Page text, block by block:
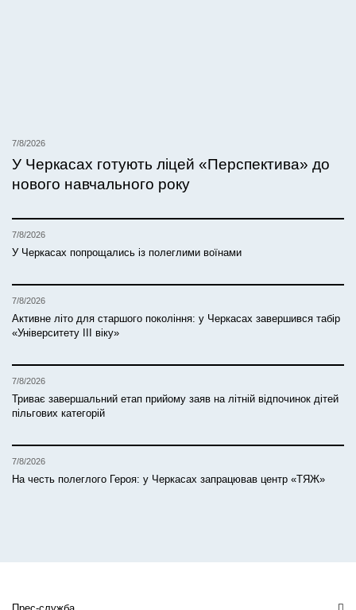
7/8/2026
У Черкасах готують ліцей «Перспектива» до
нового навчального року
7/8/2026
У Черкасах попрощались із полеглими воїнами
7/8/2026
Активне літо для старшого покоління: у Черкасах завершився табір
«Університету ІІІ віку»
7/8/2026
Триває завершальний етап прийому заяв на літній відпочинок дітей
пільгових категорій
7/8/2026
На честь полеглого Героя: у Черкасах запрацював центр «ТЯЖ»